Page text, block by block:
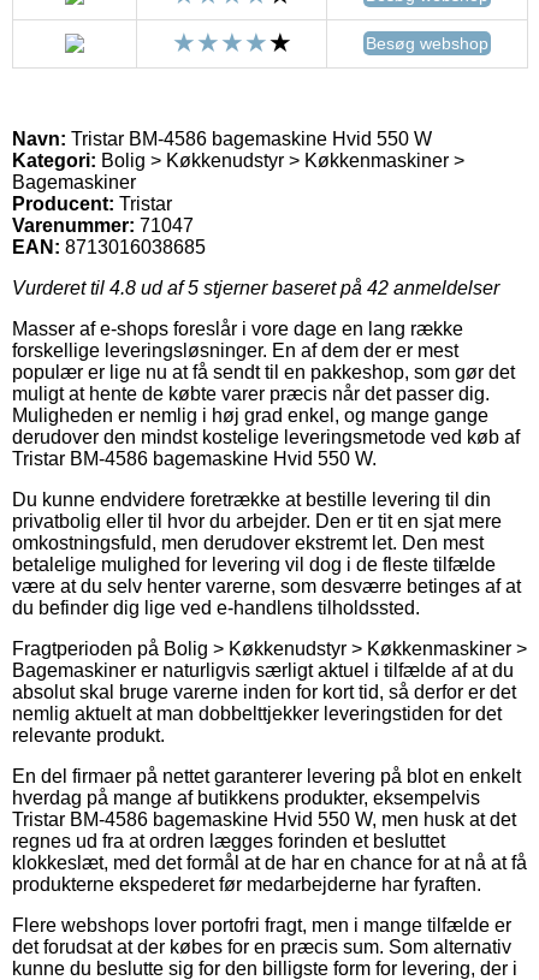
Besøg webshop
Navn: Tristar BM-4586 bagemaskine Hvid 550 W
Kategori: Bolig > Køkkenudstyr > Køkkenmaskiner >
Bagemaskiner
Producent: Tristar
Varenummer: 71047
EAN: 8713016038685
Vurderet til 4.8 ud af 5 stjerner baseret på 42 anmeldelser
Masser af e-shops foreslår i vore dage en lang række
forskellige leveringsløsninger. En af dem der er mest
populær er lige nu at få sendt til en pakkeshop, som gør det
muligt at hente de købte varer præcis når det passer dig.
Muligheden er nemlig i høj grad enkel, og mange gange
derudover den mindst kostelige leveringsmetode ved køb af
Tristar BM-4586 bagemaskine Hvid 550 W.
Du kunne endvidere foretrække at bestille levering til din
privatbolig eller til hvor du arbejder. Den er tit en sjat mere
omkostningsfuld, men derudover ekstremt let. Den mest
betalelige mulighed for levering vil dog i de fleste tilfælde
være at du selv henter varerne, som desværre betinges af at
du befinder dig lige ved e-handlens tilholdssted.
Fragtperioden på Bolig > Køkkenudstyr > Køkkenmaskiner >
Bagemaskiner er naturligvis særligt aktuel i tilfælde af at du
absolut skal bruge varerne inden for kort tid, så derfor er det
nemlig aktuelt at man dobbelttjekker leveringstiden for det
relevante produkt.
En del firmaer på nettet garanterer levering på blot en enkelt
hverdag på mange af butikkens produkter, eksempelvis
Tristar BM-4586 bagemaskine Hvid 550 W, men husk at det
regnes ud fra at ordren lægges forinden et besluttet
klokkeslæt, med det formål at de har en chance for at nå at få
produkterne ekspederet før medarbejderne har fyraften.
Flere webshops lover portofri fragt, men i mange tilfælde er
det forudsat at der købes for en præcis sum. Som alternativ
kunne du beslutte sig for den billigste form for levering, der i